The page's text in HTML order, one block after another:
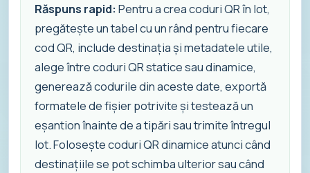
Răspuns rapid: Pentru a crea coduri QR în lot,
pregătește un tabel cu un rând pentru fiecare
cod QR, include destinația și metadatele utile,
alege între coduri QR statice sau dinamice,
generează codurile din aceste date, exportă
formatele de fișier potrivite și testează un
eșantion înainte de a tipări sau trimite întregul
lot. Folosește coduri QR dinamice atunci când
destinațiile se pot schimba ulterior sau când